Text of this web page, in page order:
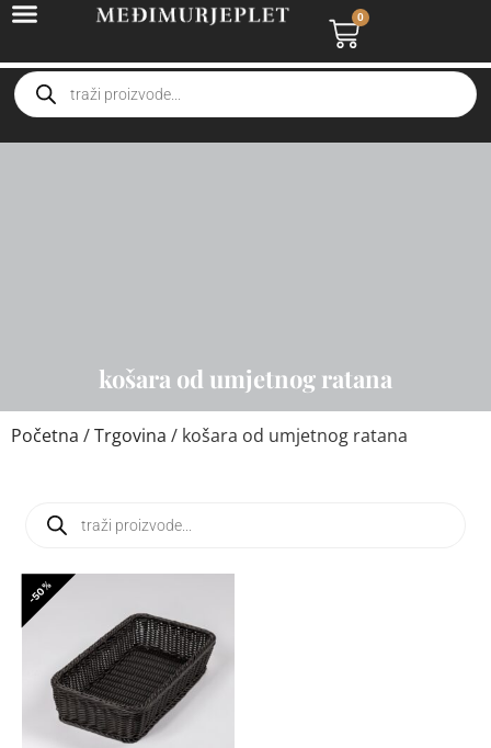
0
košara od umjetnog ratana
Početna /Trgovina / košara od umjetnog ratana
-50%